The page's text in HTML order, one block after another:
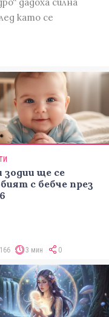
като се
зодии ще се
с бебче през
3 мин 0